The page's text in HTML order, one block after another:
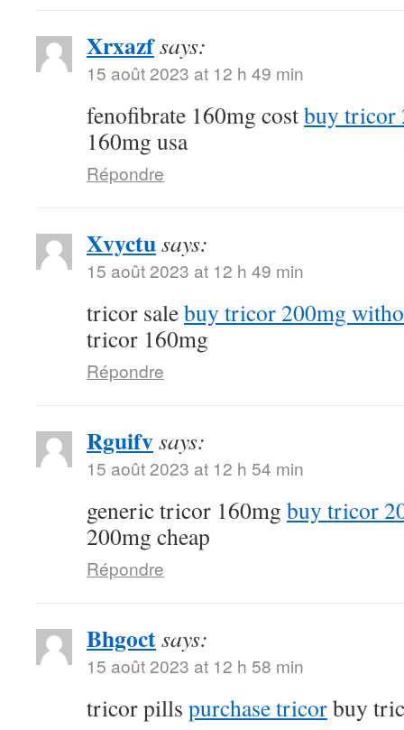
Xrxazfsays:
15 août 2023 at 12 h 49 min
fenofibrate 160mg costbuy tricor
160mg usa
Répondre
Xvyctusays:
15 août 2023 at 12 h 49 min
tricor salebuy tricor 200mg
tricor 160mg
Répondre
Rguifvsays:
15 août 2023 at 12 h 54 min
generic tricor 160mg buy tricor
200mg cheap
Répondre
Bhgoctsays:
15 août 2023 at 12 h 58 min
tricor pills purchase tricorbuy